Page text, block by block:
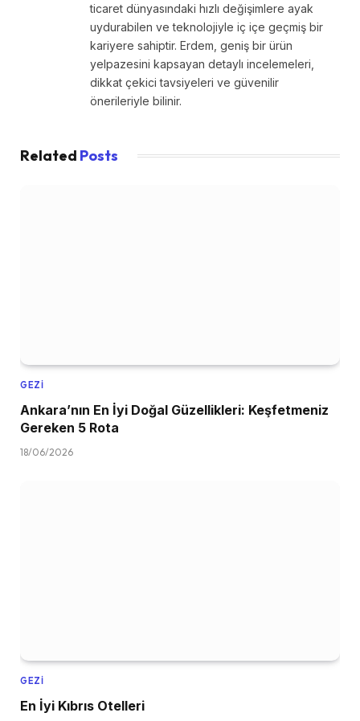
ticaret dünyasındaki hızlı değişimlere ayak
uydurabilen ve teknolojiyle iç içe geçmiş bir
kariyere sahiptir. Erdem, geniş bir ürün
yelpazesini kapsayan detaylı incelemeleri,
dikkat çekici tavsiyeleri ve güvenilir
önerileriyle bilinir.
Related Posts
GEZI
Ankara’nın En İyi Doğal Güzellikleri: Keşfetmeniz
Gereken 5 Rota
18/06/2026
GEZI
En İyi Kıbrıs Otelleri